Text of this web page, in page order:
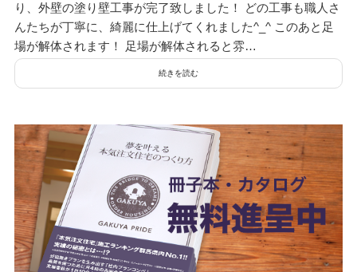
り、外壁の塗り壁工事が完了致しました！ どの工事も職人さ
んたちが丁寧に、綺麗に仕上げてくれました^_^ このあと足
場が解体されます！ 足場が解体されると雰…
続きを読む